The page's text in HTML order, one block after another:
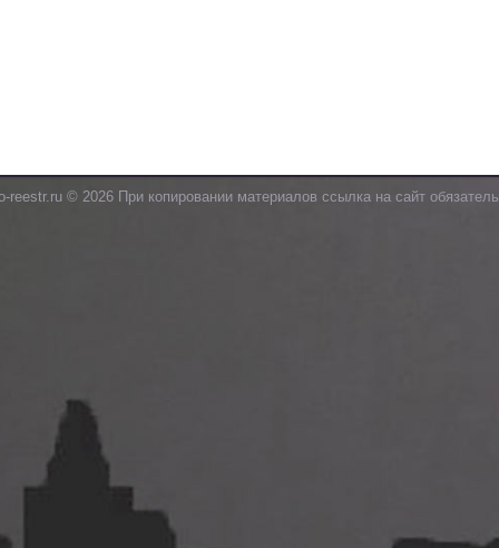
reestr.ru © 2026 При копировании материалов ссылка на сайт